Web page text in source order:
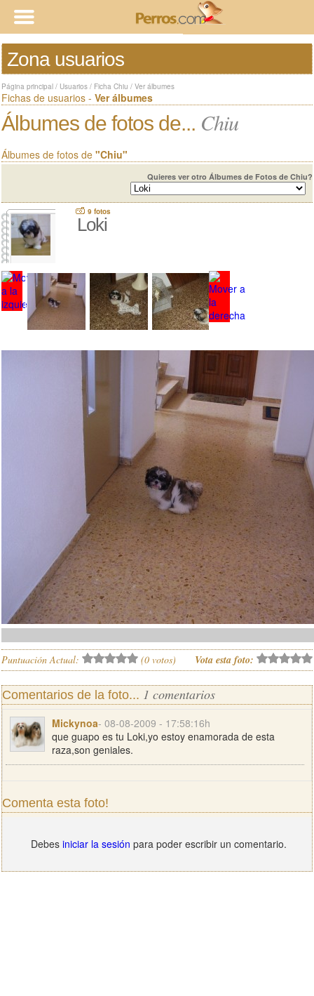
Zona usuarios
Página principal / Usuarios / Ficha Chiu / Ver álbumes
Fichas de usuarios - Ver álbumes
Álbumes de fotos de... Chiu
Álbumes de fotos de "Chiu"
Quieres ver otro Álbumes de Fotos de Chiu?
9 fotos
Loki
Puntuación Actual: (0 votos) Vota esta foto:
Comentarios de la foto... 1 comentarios
Mickynoa- 08-08-2009 - 17:58:16h
que guapo es tu Loki,yo estoy enamorada de esta
raza,son geniales.
Comenta esta foto!
Debes iniciar la sesión para poder escribir un comentario.